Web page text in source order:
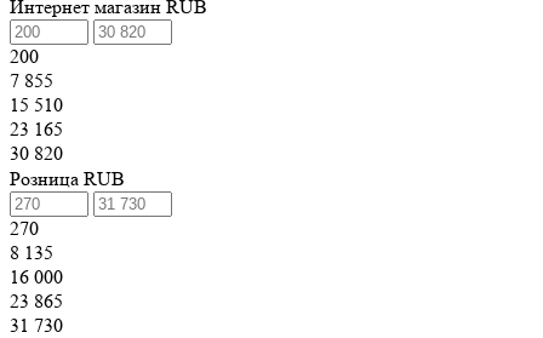
Интернет магазин RUB
200
7 855
15 510
23 165
30 820
Розница RUB
270
8 135
16 000
23 865
31 730